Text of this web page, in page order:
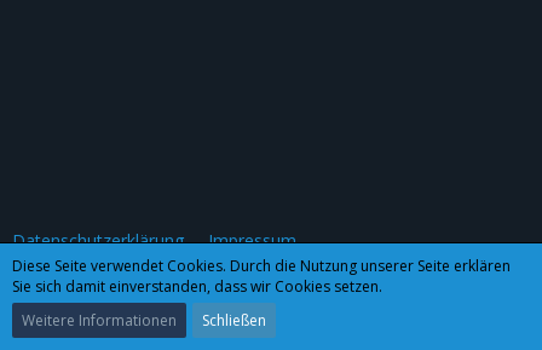
Datenschutzerklärung Impressum
Community-Software: WoltLab Suite™ 3.0.27
Diese Seite verwendet Cookies. Durch die Nutzung unserer Seite erklären
Sie sich damit einverstanden, dass wir Cookies setzen.
Weitere Informationen
Schließen